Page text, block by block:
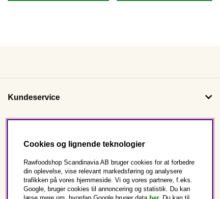
Kundeservice
Dette er Rawfoodshop
Cookies og lignende teknologier
Rawfoodshop Scandinavia AB bruger cookies for at forbedre
din oplevelse, vise relevant markedsføring og analysere
trafikken på vores hjemmeside. Vi og vores partnere, f.eks.
Google, bruger cookies til annoncering og statistik. Du kan